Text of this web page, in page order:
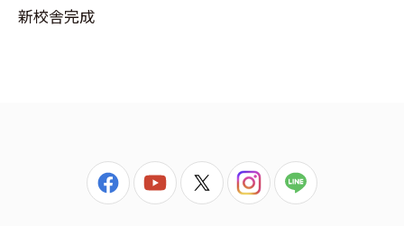
新校舎完成